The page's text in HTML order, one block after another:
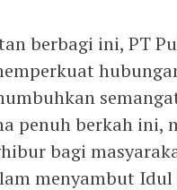
berbagi ini, PT
penuh berkah
bagi
menyambut